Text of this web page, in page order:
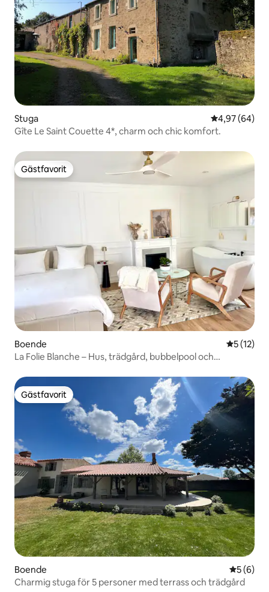
Stuga 4,97 av 5 i
4,97 (64)
Gîte Le Saint Couette 4*, charm och chic komfort.
Gästfavorit
Gästfavorit
Boende 5 av 5 i
5 (12)
La Folie Blanche – Hus, trädgård, bubbelpool och
Gästfavorit
Gästfavorit
Boende 5 av 5 i
5 (6)
Charmig stuga för 5 personer med terrass och trädgård